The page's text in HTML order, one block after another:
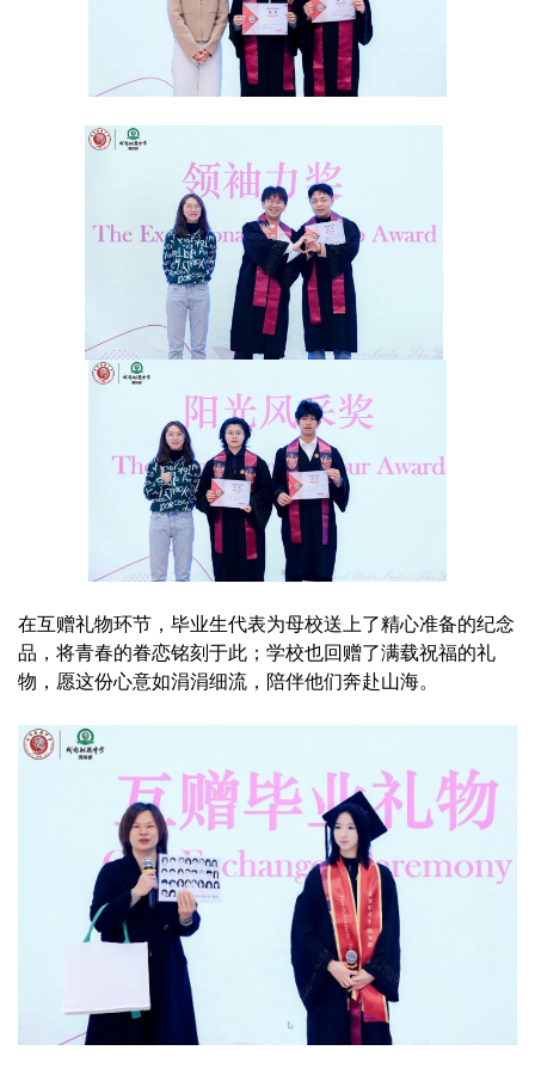
在互赠礼物环节，毕业生代表为母校送上了精心准备的纪念
品，将青春的眷恋铭刻于此；学校也回赠了满载祝福的礼
物，愿这份心意如涓涓细流，陪伴他们奔赴山海。